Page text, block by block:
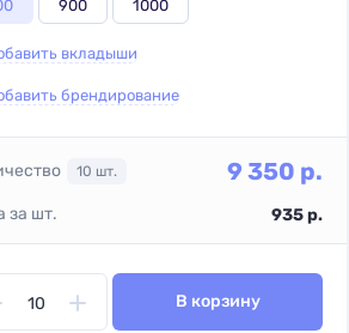
900 1000
вкладыши
брендирование
10 шт. 9 350 р.
за шт. 935р.
В корзину